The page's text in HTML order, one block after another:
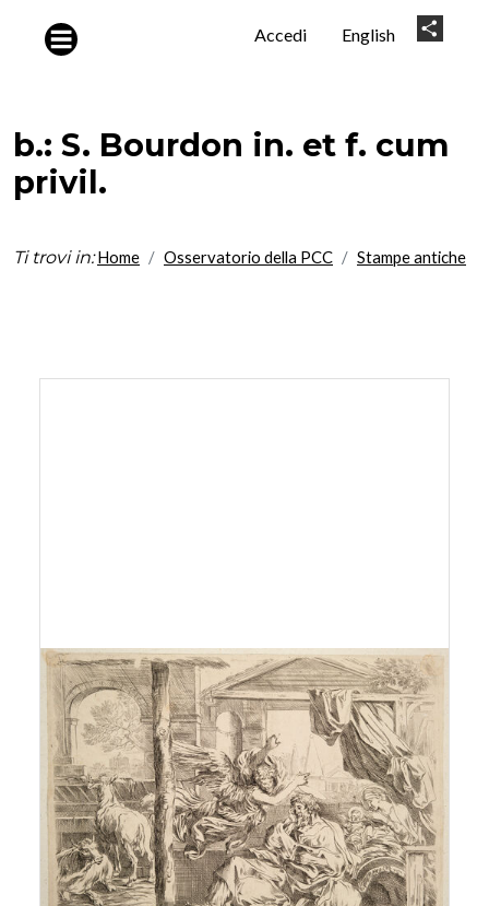
User
Accedi English
b.: S. Bourdon in. et f. cum
privil.
Ti trovi in: Home Osservatorio della PCC Stampe antiche